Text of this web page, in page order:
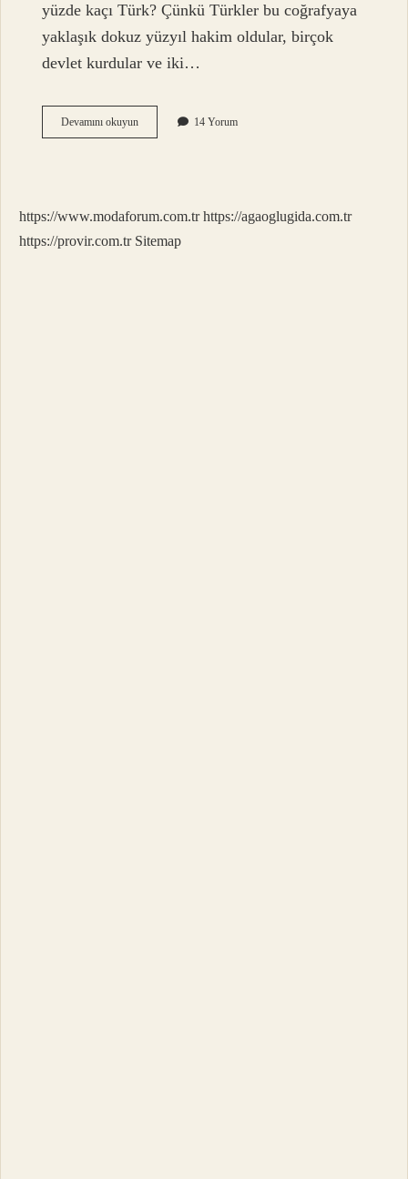
yüzde kaçı Türk? Çünkü Türkler bu coğrafyaya
yaklaşık dokuz yüzyıl hakim oldular, birçok
devlet kurdular ve iki…
Devamını okuyunİRan
Halkı
14 Yorum
https://www.modaforum.com.tr https://agaoglugida.com.tr
https://provir.com.tr Sitemap